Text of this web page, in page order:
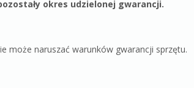
okres udzielonej gwarancji.
może naruszać warunków gwarancji sprzętu.